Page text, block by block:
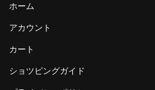
ホーム
アカウント
カート
ショツピングガイド